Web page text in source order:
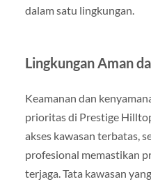
dalam satu lingkungan.
Lingkungan Aman
Keamanan dan
prioritas di Prestige
akses kawasan terbatas,
profesional memastikan
terjaga. Tata kawasan